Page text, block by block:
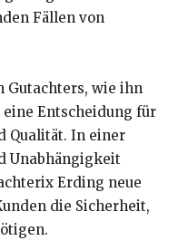
Fällen von
Gutachters, wie ihn
Entscheidung für
Qualität. In einer
Unabhängigkeit
Erding neue
die Sicherheit,